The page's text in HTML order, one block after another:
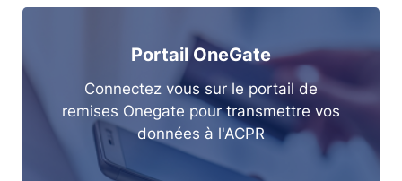
Portail OneGate
Connectez vous sur le portail de
remises Onegate pour transmettre vos
données à l'ACPR